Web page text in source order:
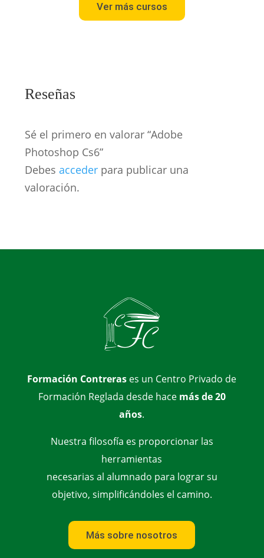
Ver más cursos
Reseñas
Sé el primero en valorar “Adobe
Photoshop Cs6”
Debes acceder para publicar una
valoración.
Formación Contreras es un Centro Privado de
Formación Reglada desde hace más de 20
años.
Nuestra filosofía es proporcionar las
herramientas
necesarias al alumnado para lograr su
objetivo, simplificándoles el camino.
Más sobre nosotros